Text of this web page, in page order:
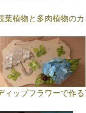
葉植物と多肉植物の
ィップフラワーで作